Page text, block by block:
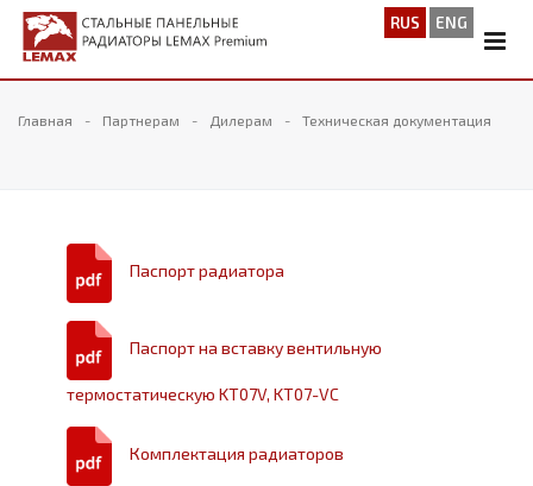
RUS ENG
Главная Партнерам Дилерам Техническая документация
Паспорт радиатора
Паспорт на вставку вентильную
термостатическую KT07V, KT07-VC
Комплектация радиаторов